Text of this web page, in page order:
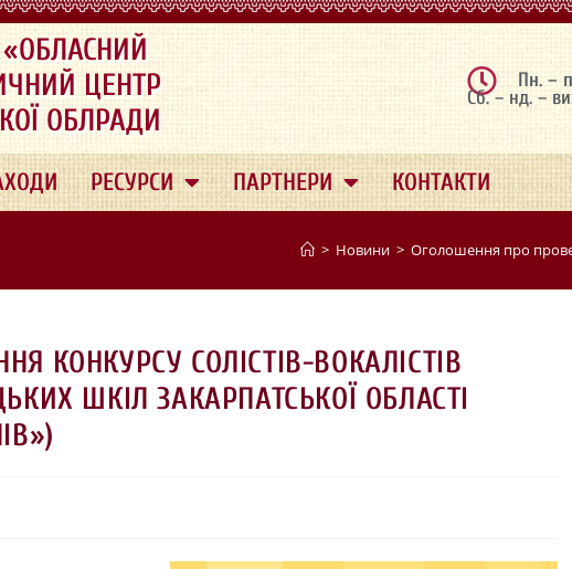
ЦЕНТР
ОБЛРАДИ
Пн. –
Сб. – нд. –
РЕСУРСИ ПАРТНЕРИ КОНТАКТИ
> Новини > Оголошення про
КОНКУРСУ СОЛІСТІВ-ВОКАЛІСТІВ
ШКІЛ ЗАКАРПАТСЬКОЇ ОБЛАСТІ